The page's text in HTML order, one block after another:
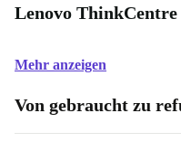
Lenovo
Mehr anzeigen
Von gebraucht zu